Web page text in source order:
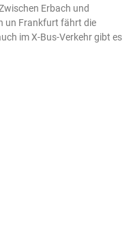
Erbach und
un Frankfurt fährt die
im X-Bus-Verkehr gibt es